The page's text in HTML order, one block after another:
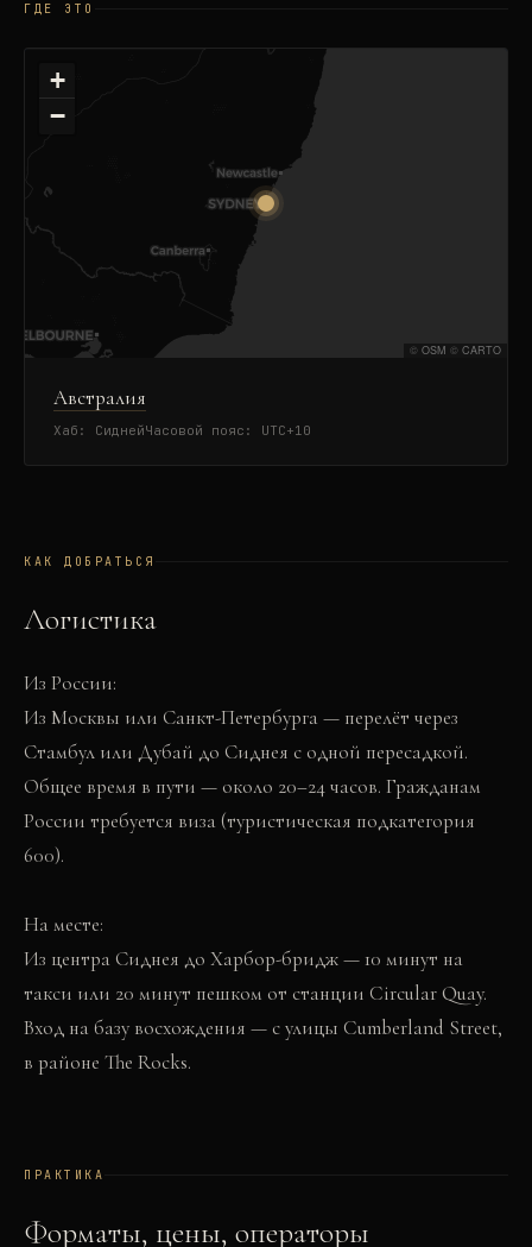
ГДЕ ЭТО
+
−
© OSM © CARTO
Австралия
Хаб: СиднейЧасовой пояс: UTC+10
КАК ДОБРАТЬСЯ
Логистика
Из России:
Из Москвы или Санкт-Петербурга — перелёт через
Стамбул или Дубай до Сиднея с одной пересадкой.
Общее время в пути — около 20–24 часов. Гражданам
России требуется виза (туристическая подкатегория
600).
На месте:
Из центра Сиднея до Харбор-бридж — 10 минут на
такси или 20 минут пешком от станции Circular Quay.
Вход на базу восхождения — с улицы Cumberland Street,
в районе The Rocks.
ПРАКТИКА
Форматы, цены, операторы